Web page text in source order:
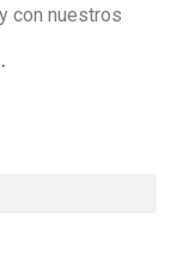
con nuestros